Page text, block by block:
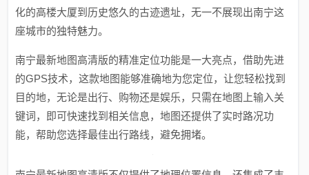
化的高楼大厦到历史悠久的古迹遗址，无一不展现出南宁这
座城市的独特魅力。
南宁最新地图高清版的精准定位功能是一大亮点，借助先进
的GPS技术，这款地图能够准确地为您定位，让您轻松找到
目的地，无论是出行、购物还是娱乐，只需在地图上输入关
键词，即可快速找到相关信息，地图还提供了实时路况功
能，帮助您选择最佳出行路线，避免拥堵。